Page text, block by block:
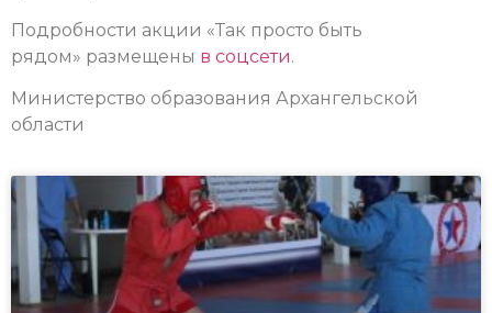
Подробности акции «Так просто быть
рядом» размещены в соцсети.
Министерство образования Архангельской
области